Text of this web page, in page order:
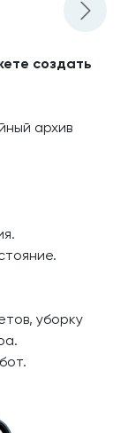
создать
архив
уборку